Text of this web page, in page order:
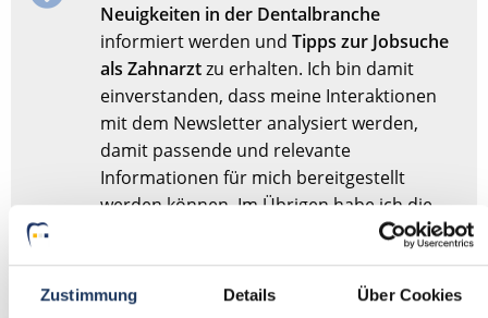
Zustimmung Details Über Cookies
Neuigkeiten in der Dentalbranche
informiert werden undTipps zur Jobsuche
als Zahnarztzu erhalten. Ich bin damit
einverstanden, dass meine Interaktionen
mit dem Newsletter analysiert werden,
damit passende und relevante
Informationen für mich bereitgestellt
werden können. Im Übrigen habe ich die
gelesen und bin mit
ihr einverstanden.